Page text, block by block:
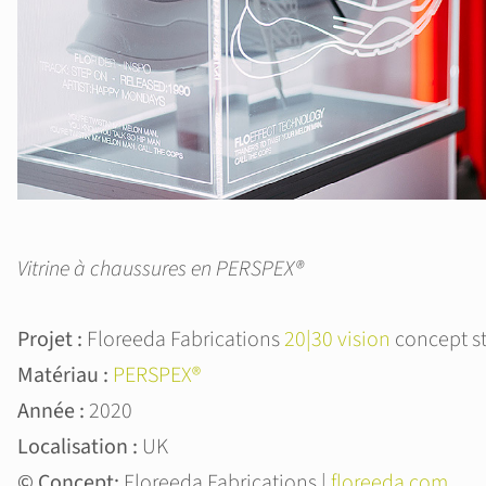
Vitrine à chaussures en PERSPEX®
Projet : Floreeda Fabrications20|30 vision concept
Matériau : PERSPEX®
Année : 2020
Localisation : UK